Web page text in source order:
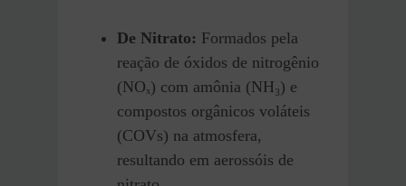
De Nitrato: Formados pela
reação de óxidos de nitrogênio
(NOₓ) com amônia (NH₃) e
compostos orgânicos voláteis
(COVs) na atmosfera,
resultando em aerossóis de